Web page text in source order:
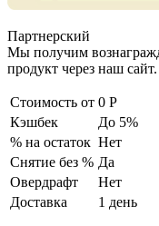
Партнерский
Мы получим
продукт через наш
Стоимость от 0 Р
Кэшбек
До 5%
% на остаток Нет
Снятие без % Да
Овердрафт
Нет
Доставка
1 день